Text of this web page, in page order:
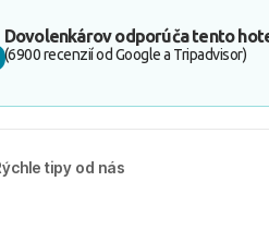
Dovolenkárov odporúča tento
(6900 recenzií od Google a Tripadvisor)
tipy od nás